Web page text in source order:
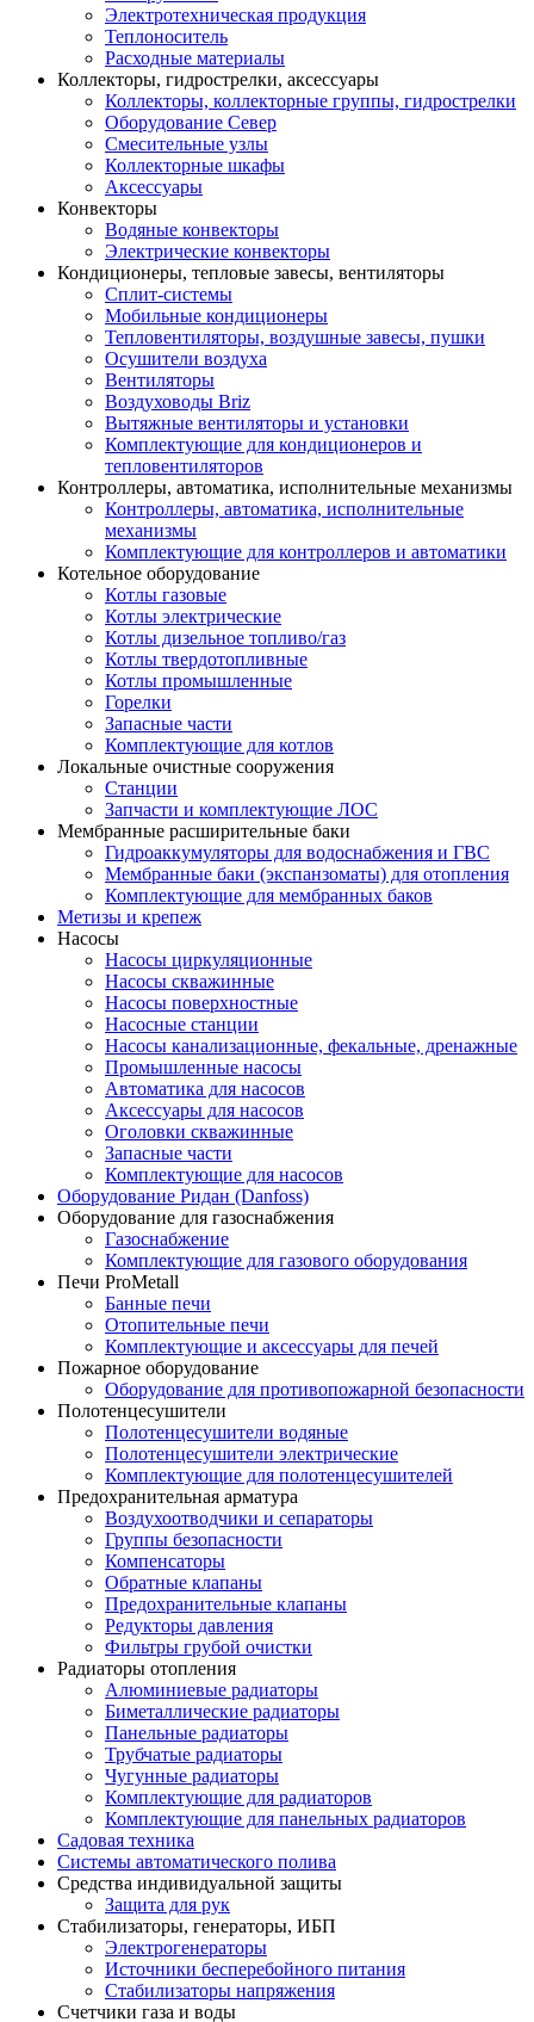
Электротехническая продукция
Теплоноситель
Расходные материалы
Коллекторы, гидрострелки, аксессуары
Коллекторы, коллекторные группы, гидрострелки
Оборудование Север
Смесительные узлы
Коллекторные шкафы
Аксессуары
Конвекторы
Водяные конвекторы
Электрические конвекторы
Кондиционеры, тепловые завесы, вентиляторы
Сплит-системы
Мобильные кондиционеры
Тепловентиляторы, воздушные завесы, пушки
Осушители воздуха
Вентиляторы
Воздуховоды Briz
Вытяжные вентиляторы и установки
Комплектующие для кондиционеров и
тепловентиляторов
Контроллеры, автоматика, исполнительные механизмы
Контроллеры, автоматика, исполнительные
механизмы
Комплектующие для контроллеров и автоматики
Котельное оборудование
Котлы газовые
Котлы электрические
Котлы дизельное топливо/газ
Котлы твердотопливные
Котлы промышленные
Горелки
Запасные части
Комплектующие для котлов
Локальные очистные сооружения
Станции
Запчасти и комплектующие ЛОС
Мембранные расширительные баки
Гидроаккумуляторы для водоснабжения и ГВС
Мембранные баки (экспанзоматы) для отопления
Комплектующие для мембранных баков
Метизы и крепеж
Насосы
Насосы циркуляционные
Насосы скважинные
Насосы поверхностные
Насосные станции
Насосы канализационные, фекальные, дренажные
Промышленные насосы
Автоматика для насосов
Аксессуары для насосов
Оголовки скважинные
Запасные части
Комплектующие для насосов
Оборудование Ридан (Danfoss)
Оборудование для газоснабжения
Газоснабжение
Комплектующие для газового оборудования
Печи ProMetall
Банные печи
Отопительные печи
Комплектующие и аксессуары для печей
Пожарное оборудование
Оборудование для противопожарной безопасности
Полотенцесушители
Полотенцесушители водяные
Полотенцесушители электрические
Комплектующие для полотенцесушителей
Предохранительная арматура
Воздухоотводчики и сепараторы
Группы безопасности
Компенсаторы
Обратные клапаны
Предохранительные клапаны
Редукторы давления
Фильтры грубой очистки
Радиаторы отопления
Алюминиевые радиаторы
Биметаллические радиаторы
Панельные радиаторы
Трубчатые радиаторы
Чугунные радиаторы
Комплектующие для радиаторов
Комплектующие для панельных радиаторов
Садовая техника
Системы автоматического полива
Средства индивидуальной защиты
Защита для рук
Стабилизаторы, генераторы, ИБП
Электрогенераторы
Источники бесперебойного питания
Стабилизаторы напряжения
Счетчики газа и воды